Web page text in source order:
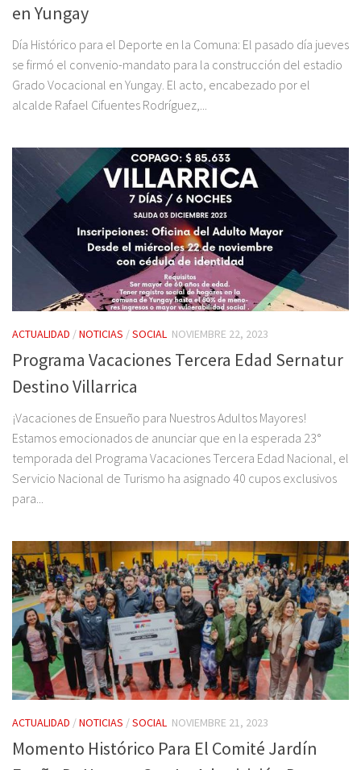
en Yungay
Día Histórico para el Deporte en la Comuna: El pasado día jueves
se firmó el convenio-mandato para la construcción del estadio
Grado Vocacional en Yungay. El acto, encabezado por el
alcalde Rafael Cifuentes Rodríguez,...
ACTUALIDAD /NOTICIAS /SOCIAL NOVIEMBRE 22, 2023
Programa Vacaciones Tercera Edad Sernatur
Destino Villarrica
¡Vacaciones de Ensueño para Nuestros Adultos Mayores!
Estamos emocionados de anunciar que en la esperada 23°
temporada del Programa Vacaciones Tercera Edad Nacional, el
Servicio Nacional de Turismo ha asignado 40 cupos exclusivos
para...
ACTUALIDAD /NOTICIAS /SOCIAL NOVIEMBRE 21, 2023
Momento Histórico Para El Comité Jardín